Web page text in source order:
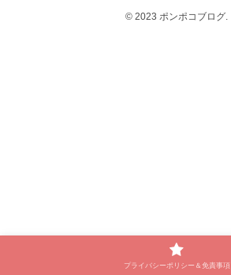
© 2023 ポンポコブログ.
プライバシーポリシー＆免責事項